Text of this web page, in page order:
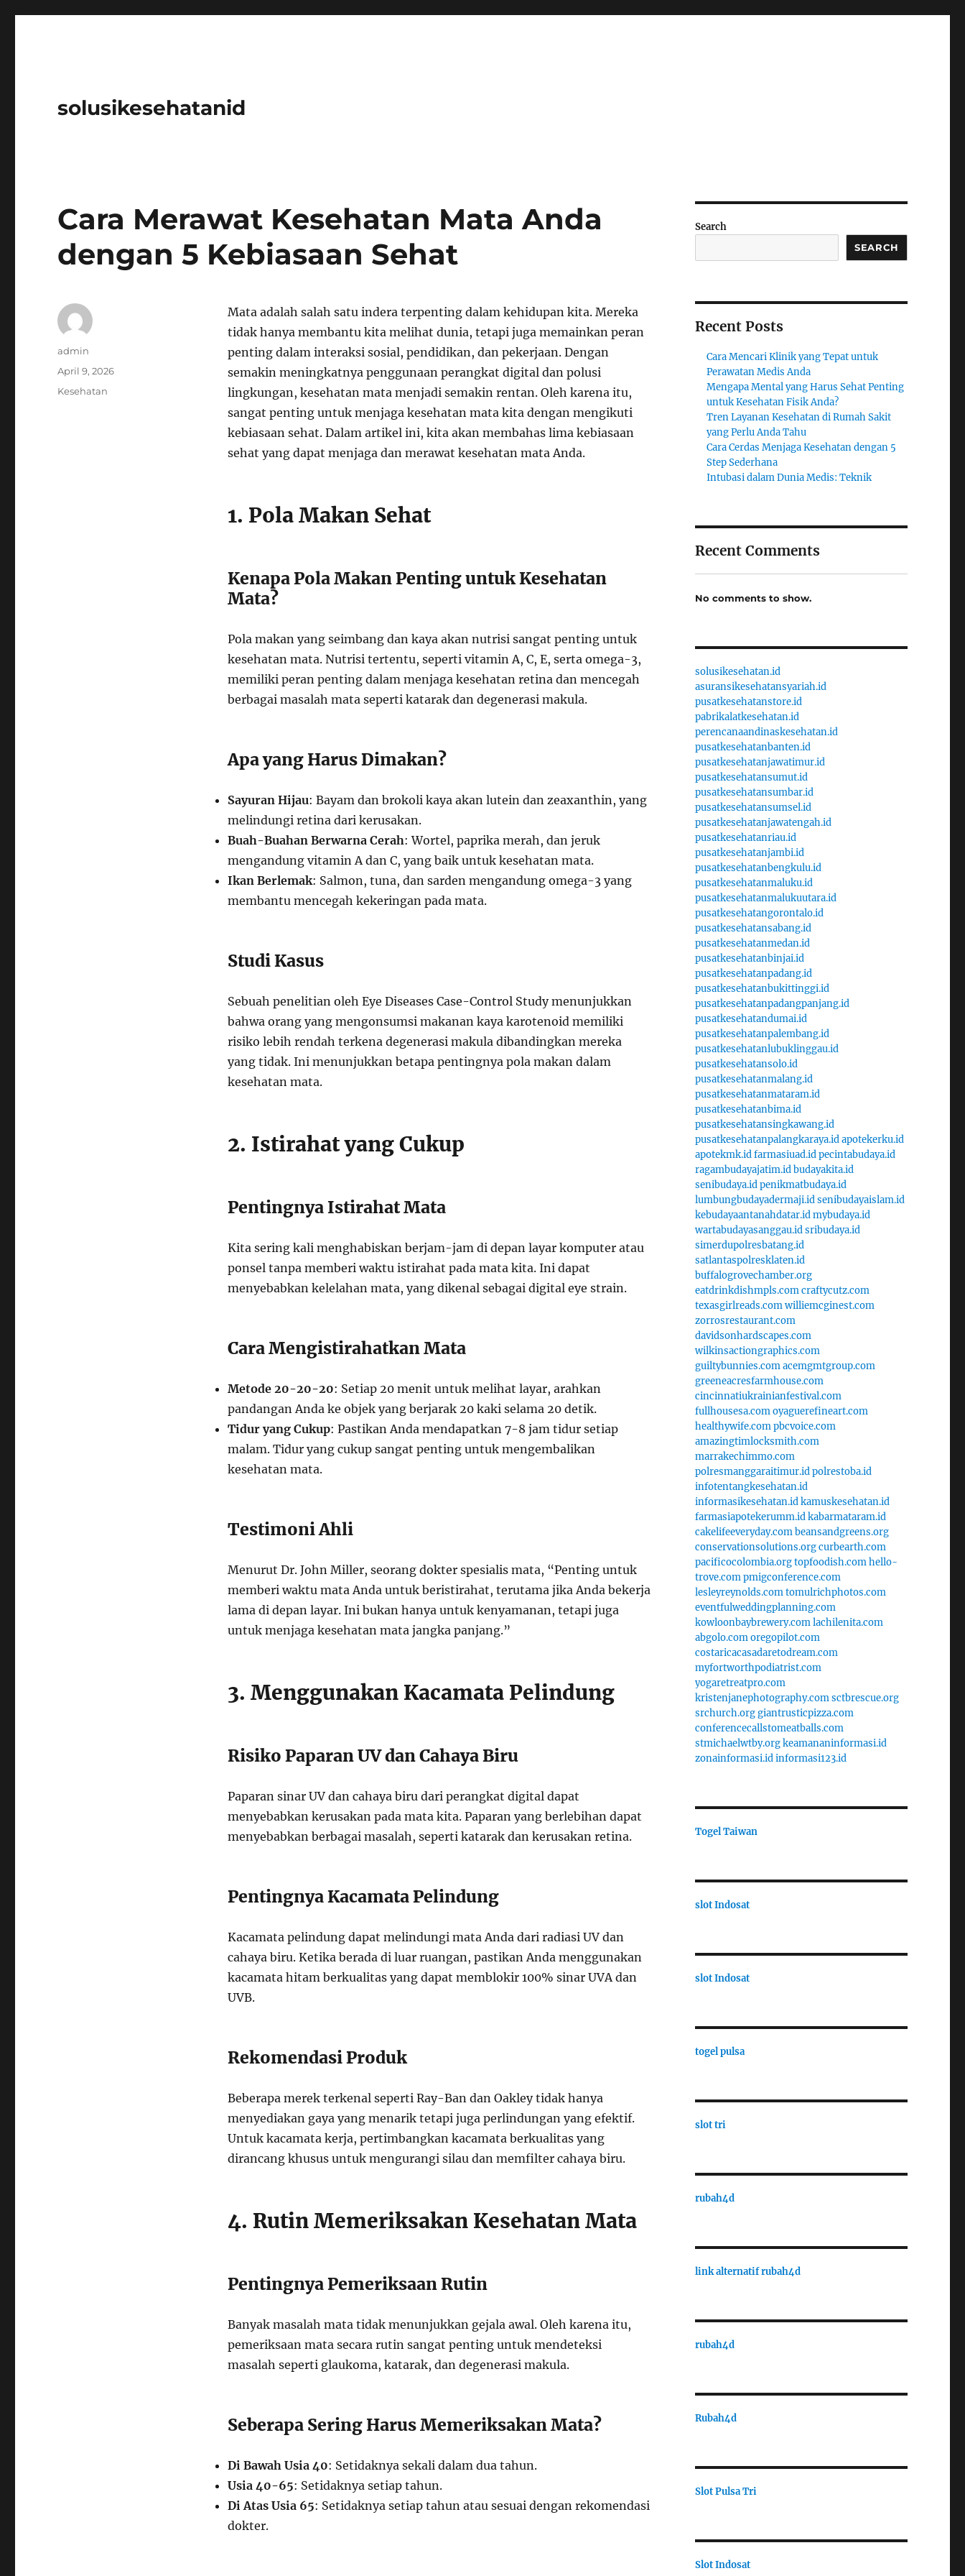
solusikesehatanid
Cara Merawat Kesehatan Mata Anda
dengan 5 Kebiasaan Sehat
Mata adalah salah satu indera terpenting dalam kehidupan kita. Mereka
tidak hanya membantu kita melihat dunia, tetapi juga memainkan peran
penting dalam interaksi sosial, pendidikan, dan pekerjaan. Dengan
semakin meningkatnya penggunaan perangkat digital dan polusi
lingkungan, kesehatan mata menjadi semakin rentan. Oleh karena itu,
sangat penting untuk menjaga kesehatan mata kita dengan mengikuti
kebiasaan sehat. Dalam artikel ini, kita akan membahas lima kebiasaan
sehat yang dapat menjaga dan merawat kesehatan mata Anda.
1. Pola Makan Sehat
Kenapa Pola Makan Penting untuk Kesehatan
Mata?
Pola makan yang seimbang dan kaya akan nutrisi sangat penting untuk
kesehatan mata. Nutrisi tertentu, seperti vitamin A, C, E, serta omega-3,
memiliki peran penting dalam menjaga kesehatan retina dan mencegah
berbagai masalah mata seperti katarak dan degenerasi makula.
Apa yang Harus Dimakan?
Sayuran Hijau: Bayam dan brokoli kaya akan lutein dan zeaxanthin, yang
melindungi retina dari kerusakan.
Buah-Buahan Berwarna Cerah: Wortel, paprika merah, dan jeruk
mengandung vitamin A dan C, yang baik untuk kesehatan mata.
Ikan Berlemak: Salmon, tuna, dan sarden mengandung omega-3 yang
membantu mencegah kekeringan pada mata.
Studi Kasus
Sebuah penelitian oleh Eye Diseases Case-Control Study menunjukkan
bahwa orang yang mengonsumsi makanan kaya karotenoid memiliki
risiko lebih rendah terkena degenerasi makula dibandingkan mereka
yang tidak. Ini menunjukkan betapa pentingnya pola makan dalam
kesehatan mata.
2. Istirahat yang Cukup
Pentingnya Istirahat Mata
Kita sering kali menghabiskan berjam-jam di depan layar komputer atau
ponsel tanpa memberi waktu istirahat pada mata kita. Ini dapat
menyebabkan kelelahan mata, yang dikenal sebagai digital eye strain.
Cara Mengistirahatkan Mata
Metode 20-20-20: Setiap 20 menit untuk melihat layar, arahkan
pandangan Anda ke objek yang berjarak 20 kaki selama 20 detik.
Tidur yang Cukup: Pastikan Anda mendapatkan 7-8 jam tidur setiap
malam. Tidur yang cukup sangat penting untuk mengembalikan
kesehatan mata.
Testimoni Ahli
Menurut Dr. John Miller, seorang dokter spesialis mata, “Penting untuk
memberi waktu mata Anda untuk beristirahat, terutama jika Anda bekerja
lama di depan layar. Ini bukan hanya untuk kenyamanan, tetapi juga
untuk menjaga kesehatan mata jangka panjang.”
3. Menggunakan Kacamata Pelindung
Risiko Paparan UV dan Cahaya Biru
Paparan sinar UV dan cahaya biru dari perangkat digital dapat
menyebabkan kerusakan pada mata kita. Paparan yang berlebihan dapat
menyebabkan berbagai masalah, seperti katarak dan kerusakan retina.
Pentingnya Kacamata Pelindung
Kacamata pelindung dapat melindungi mata Anda dari radiasi UV dan
cahaya biru. Ketika berada di luar ruangan, pastikan Anda menggunakan
kacamata hitam berkualitas yang dapat memblokir 100% sinar UVA dan
UVB.
Rekomendasi Produk
Beberapa merek terkenal seperti Ray-Ban dan Oakley tidak hanya
menyediakan gaya yang menarik tetapi juga perlindungan yang efektif.
Untuk kacamata kerja, pertimbangkan kacamata berkualitas yang
dirancang khusus untuk mengurangi silau dan memfilter cahaya biru.
4. Rutin Memeriksakan Kesehatan Mata
Pentingnya Pemeriksaan Rutin
Banyak masalah mata tidak menunjukkan gejala awal. Oleh karena itu,
pemeriksaan mata secara rutin sangat penting untuk mendeteksi
masalah seperti glaukoma, katarak, dan degenerasi makula.
Seberapa Sering Harus Memeriksakan Mata?
Di Bawah Usia 40: Setidaknya sekali dalam dua tahun.
Usia 40-65: Setidaknya setiap tahun.
Di Atas Usia 65: Setidaknya setiap tahun atau sesuai dengan rekomendasi
dokter.
Author
admin
Posted
April 9, 2026
Categories
Kesehatan
Search
SEARCH
Recent Posts
Cara Mencari Klinik yang Tepat untuk
Perawatan Medis Anda
Mengapa Mental yang Harus Sehat Penting
untuk Kesehatan Fisik Anda?
Tren Layanan Kesehatan di Rumah Sakit
yang Perlu Anda Tahu
Cara Cerdas Menjaga Kesehatan dengan 5
Step Sederhana
Intubasi dalam Dunia Medis: Teknik
Recent Comments
No comments to show.
solusikesehatan.id
asuransikesehatansyariah.id
pusatkesehatanstore.id
pabrikalatkesehatan.id
perencanaandinaskesehatan.id
pusatkesehatanbanten.id
pusatkesehatanjawatimur.id
pusatkesehatansumut.id
pusatkesehatansumbar.id
pusatkesehatansumsel.id
pusatkesehatanjawatengah.id
pusatkesehatanriau.id
pusatkesehatanjambi.id
pusatkesehatanbengkulu.id
pusatkesehatanmaluku.id
pusatkesehatanmalukuutara.id
pusatkesehatangorontalo.id
pusatkesehatansabang.id
pusatkesehatanmedan.id
pusatkesehatanbinjai.id
pusatkesehatanpadang.id
pusatkesehatanbukittinggi.id
pusatkesehatanpadangpanjang.id
pusatkesehatandumai.id
pusatkesehatanpalembang.id
pusatkesehatanlubuklinggau.id
pusatkesehatansolo.id
pusatkesehatanmalang.id
pusatkesehatanmataram.id
pusatkesehatanbima.id
pusatkesehatansingkawang.id
pusatkesehatanpalangkaraya.idapotekerku.id
apotekmk.idfarmasiuad.idpecintabudaya.id
ragambudayajatim.idbudayakita.id
senibudaya.idpenikmatbudaya.id
lumbungbudayadermaji.idsenibudayaislam.id
kebudayaantanahdatar.idmybudaya.id
wartabudayasanggau.idsribudaya.id
simerdupolresbatang.id
satlantaspolresklaten.id
buffalogrovechamber.org
eatdrinkdishmpls.comcraftycutz.com
texasgirlreads.comwilliemcginest.com
zorrosrestaurant.com
davidsonhardscapes.com
wilkinsactiongraphics.com
guiltybunnies.comacemgmtgroup.com
greeneacresfarmhouse.com
cincinnatiukrainianfestival.com
fullhousesa.comoyaguerefineart.com
healthywife.compbcvoice.com
amazingtimlocksmith.com
marrakechimmo.com
polresmanggaraitimur.idpolrestoba.id
infotentangkesehatan.id
informasikesehatan.idkamuskesehatan.id
farmasiapotekerumm.idkabarmataram.id
cakelifeeveryday.combeansandgreens.org
conservationsolutions.orgcurbearth.com
pacificocolombia.orgtopfoodish.comhello-
trove.compmigconference.com
lesleyreynolds.comtomulrichphotos.com
eventfulweddingplanning.com
kowloonbaybrewery.comlachilenita.com
abgolo.comoregopilot.com
costaricacasadaretodream.com
myfortworthpodiatrist.com
yogaretreatpro.com
kristenjanephotography.comsctbrescue.org
srchurch.orggiantrusticpizza.com
conferencecallstomeatballs.com
stmichaelwtby.orgkeamananinformasi.id
zonainformasi.idinformasi123.id
Togel Taiwan
slot Indosat
slot Indosat
togel pulsa
slot tri
rubah4d
link alternatif rubah4d
rubah4d
Rubah4d
Slot Pulsa Tri
Slot Indosat